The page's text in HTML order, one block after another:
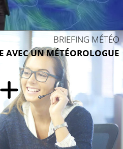
BRIEFING MÉTÉO
AVEC UN MÉTÉOROLOGUE